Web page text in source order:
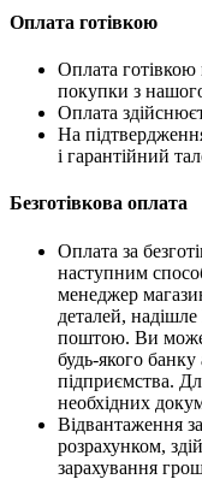
Оплата готівкою
Оплата
покупки з
Оплата
На
і гарантійний
Безготівкова оплата
Оплата за
наступним
менеджер
деталей,
поштою. Ви
будь-якого
підприємства.
необхідних
Відвантаження
розрахунком,
зарахування